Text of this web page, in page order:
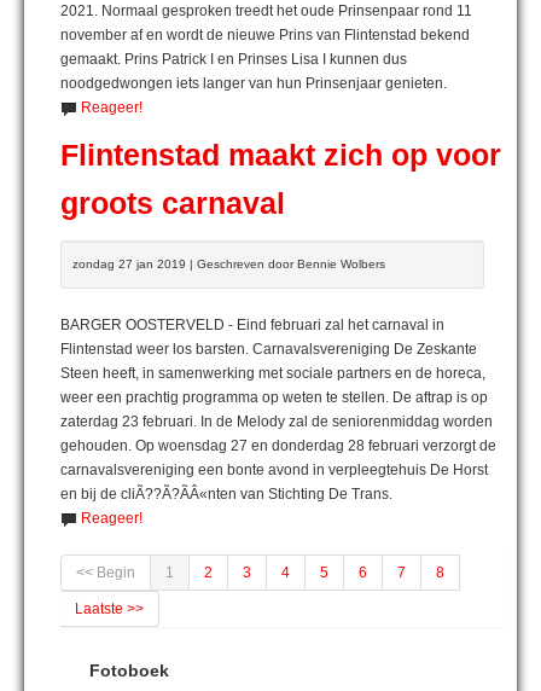
2021. Normaal gesproken treedt het oude Prinsenpaar rond 11
november af en wordt de nieuwe Prins van Flintenstad bekend
gemaakt. Prins Patrick I en Prinses Lisa I kunnen dus
noodgedwongen iets langer van hun Prinsenjaar genieten.
Reageer!
Flintenstad maakt zich op voor
groots carnaval
zondag 27 jan 2019 | Geschreven door Bennie Wolbers
BARGER OOSTERVELD - Eind februari zal het carnaval in
Flintenstad weer los barsten. Carnavalsvereniging De Zeskante
Steen heeft, in samenwerking met sociale partners en de horeca,
weer een prachtig programma op weten te stellen. De aftrap is op
zaterdag 23 februari. In de Melody zal de seniorenmiddag worden
gehouden. Op woensdag 27 en donderdag 28 februari verzorgt de
carnavalsvereniging een bonte avond in verpleegtehuis De Horst
en bij de cliÃ??Ã?ÃÂ«nten van Stichting De Trans.
Reageer!
<< Begin 1 2 3 4 5 6 7 8
Laatste >>
Fotoboek